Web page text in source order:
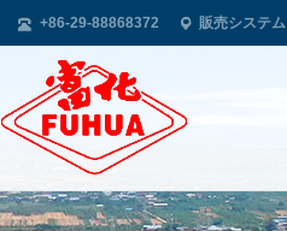
+86-29-88868372 販売システム